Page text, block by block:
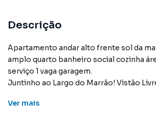
Descrição
Apartamento andar alto frente sol da manha vazio salão 1
amplo quarto banheiro social cozinha área e banheiro de
serviço 1 vaga garagem.
Juntinho ao Largo do Marrão! Vistão
Ver mais